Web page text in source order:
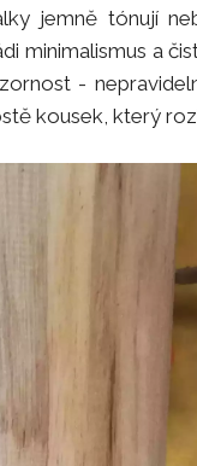
jemně tónují
minimalismus a
-
kousek, který